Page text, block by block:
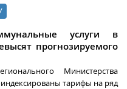
услуги в
прогнозируемого
Министерства
тарифы на ряд